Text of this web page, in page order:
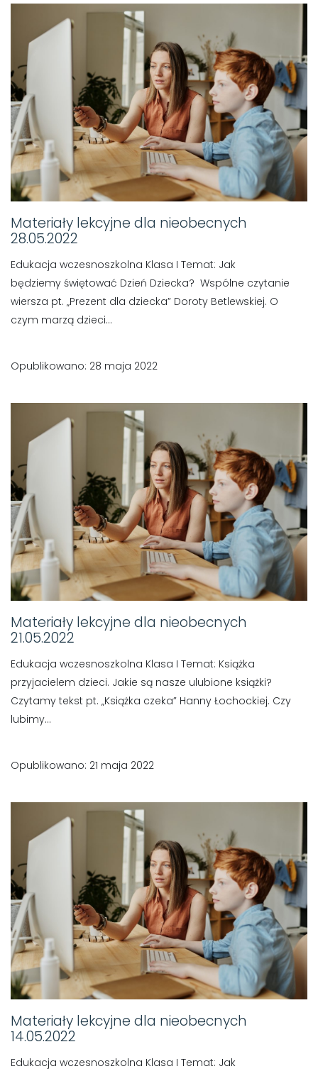
Materiały lekcyjne dla nieobecnych
28.05.2022
Edukacja wczesnoszkolna Klasa I Temat: Jak
będziemy świętować Dzień Dziecka? Wspólne czytanie
wiersza pt. „Prezent dla dziecka” Doroty Betlewskiej. O
czym marzą dzieci...
Opublikowano: 28 maja 2022
Materiały lekcyjne dla nieobecnych
21.05.2022
Edukacja wczesnoszkolna Klasa I Temat: Książka
przyjacielem dzieci. Jakie są nasze ulubione książki?
Czytamy tekst pt. „Książka czeka” Hanny Łochockiej. Czy
lubimy...
Opublikowano: 21 maja 2022
Materiały lekcyjne dla nieobecnych
14.05.2022
Edukacja wczesnoszkolna Klasa I Temat: Jak